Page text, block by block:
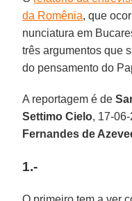
da Romênia, que
nunciatura em
três argumentos que
do pensamento do
A reportagem é de
Settimo Cielo, 17-
Fernandes de
1.-